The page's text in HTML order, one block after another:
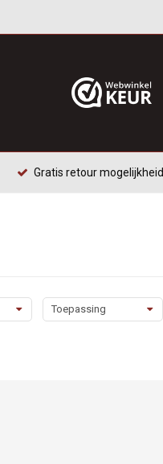
Gratis retour mogelijkheid
Toepassing